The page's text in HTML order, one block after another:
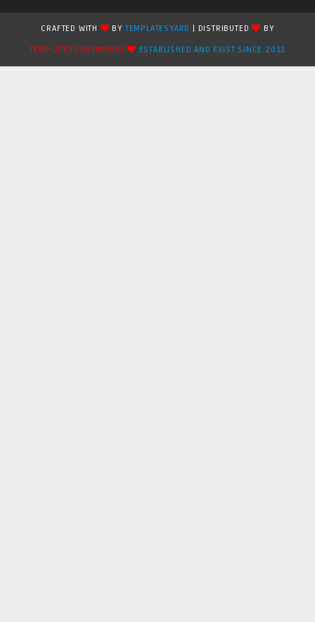
CRAFTED WITH BYTEMPLATESYARD | DISTRIBUTED
BY
TEMPLATES2909MMXXII
ESTABLISHED AND EXIST SINCE 2013